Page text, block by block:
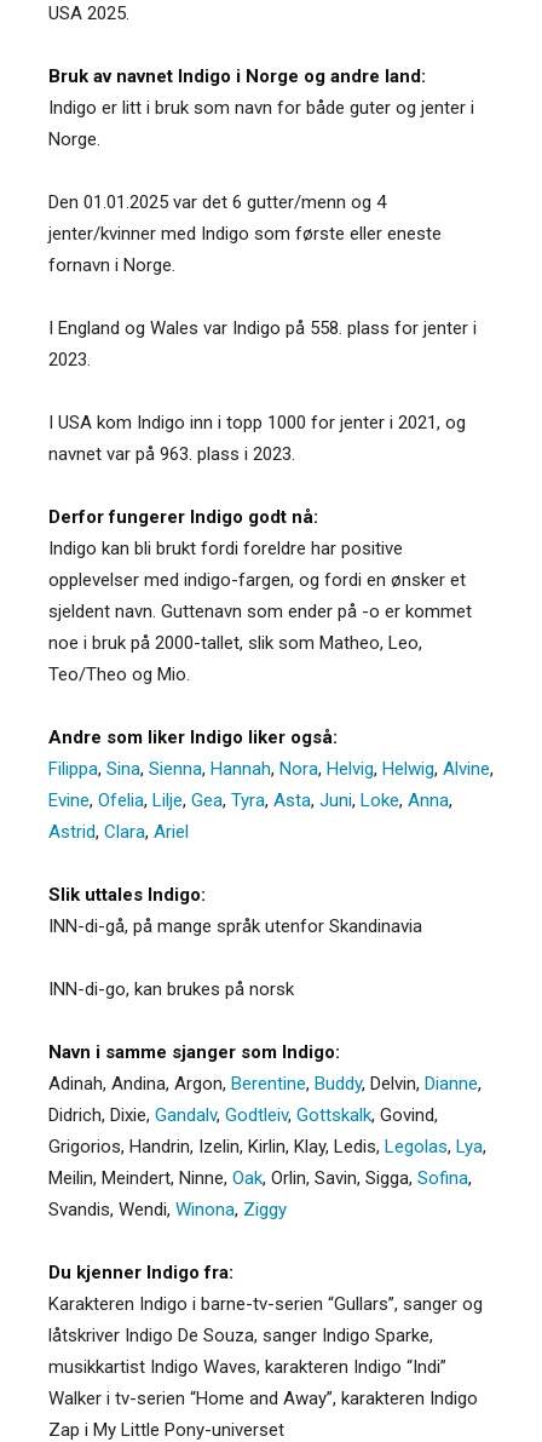
USA 2025.
Bruk av navnet Indigo i Norge og andre land:
Indigo er litt i bruk som navn for både guter og jenter i
Norge.
Den 01.01.2025 var det 6 gutter/menn og 4
jenter/kvinner med Indigo som første eller eneste
fornavn i Norge.
I England og Wales var Indigo på 558. plass for jenter i
2023.
I USA kom Indigo inn i topp 1000 for jenter i 2021, og
navnet var på 963. plass i 2023.
Derfor fungerer Indigo godt nå:
Indigo kan bli brukt fordi foreldre har positive
opplevelser med indigo-fargen, og fordi en ønsker et
sjeldent navn. Guttenavn som ender på -o er kommet
noe i bruk på 2000-tallet, slik som Matheo, Leo,
Teo/Theo og Mio.
Andre som liker Indigo liker også:
Filippa, Sina, Sienna, Hannah, Nora, Helvig, Helwig, Alvine,
Evine, Ofelia, Lilje, Gea, Tyra, Asta, Juni, Loke, Anna,
Astrid, Clara, Ariel
Slik uttales Indigo:
INN-di-gå, på mange språk utenfor Skandinavia
INN-di-go, kan brukes på norsk
Navn i samme sjanger som Indigo:
Adinah, Andina, Argon, Berentine, Buddy, Delvin, Dianne,
Didrich, Dixie, Gandalv, Godtleiv, Gottskalk, Govind,
Grigorios, Handrin, Izelin, Kirlin, Klay, Ledis, Legolas, Lya,
Meilin, Meindert, Ninne, Oak, Orlin, Savin, Sigga, Sofina,
Svandis, Wendi, Winona, Ziggy
Du kjenner Indigo fra:
Karakteren Indigo i barne-tv-serien “Gullars”, sanger og
låtskriver Indigo De Souza, sanger Indigo Sparke,
musikkartist Indigo Waves, karakteren Indigo “Indi”
Walker i tv-serien “Home and Away”, karakteren Indigo
Zap i My Little Pony-universet